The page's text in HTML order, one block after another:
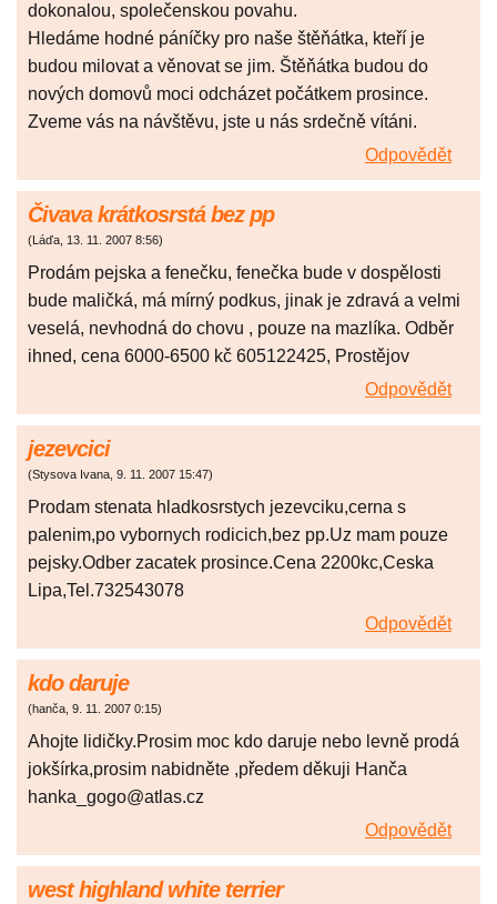
dokonalou, společenskou povahu.
Hledáme hodné páníčky pro naše štěňátka, kteří je
budou milovat a věnovat se jim. Štěňátka budou do
nových domovů moci odcházet počátkem prosince.
Zveme vás na návštěvu, jste u nás srdečně vítáni.
Odpovědět
Čivava krátkosrstá bez pp
(Láďa, 13. 11. 2007 8:56)
Prodám pejska a fenečku, fenečka bude v dospělosti
bude maličká, má mírný podkus, jinak je zdravá a velmi
veselá, nevhodná do chovu , pouze na mazlíka. Odběr
ihned, cena 6000-6500 kč 605122425, Prostějov
Odpovědět
jezevcici
(Stysova Ivana, 9. 11. 2007 15:47)
Prodam stenata hladkosrstych jezevciku,cerna s
palenim,po vybornych rodicich,bez pp.Uz mam pouze
pejsky.Odber zacatek prosince.Cena 2200kc,Ceska
Lipa,Tel.732543078
Odpovědět
kdo daruje
(hanča, 9. 11. 2007 0:15)
Ahojte lidičky.Prosim moc kdo daruje nebo levně prodá
jokšírka,prosim nabidněte ,předem děkuji Hanča
hanka_gogo@atlas.cz
Odpovědět
west highland white terrier